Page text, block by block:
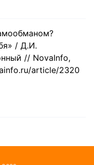
/ Д.И.
// NovaInfo,
article/2320